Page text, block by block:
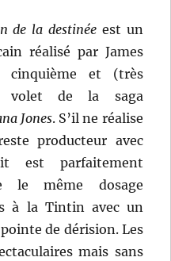
de la destinée est un
réalisé par James
cinquième et (très
volet de la saga
Jones. S’il ne réalise
producteur avec
est parfaitement
le même dosage
à la Tintin avec un
de dérision. Les
mais sans